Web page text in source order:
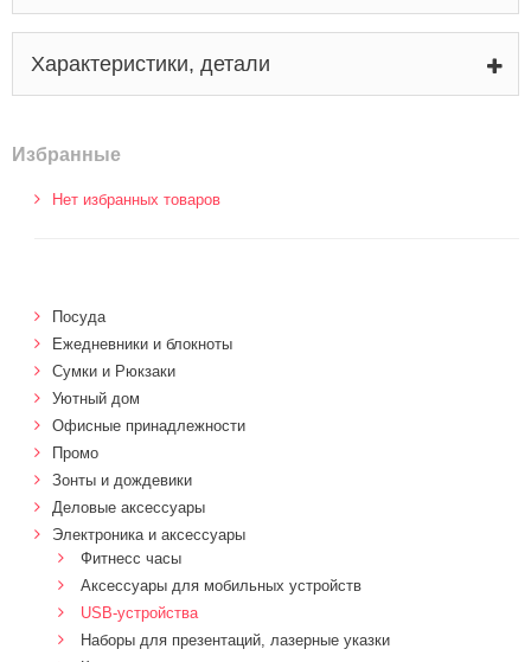
Характеристики, детали
Избранные
Нет избранных товаров
Посуда
Ежедневники и блокноты
Сумки и Рюкзаки
Уютный дом
Офисные принадлежности
Промо
Зонты и дождевики
Деловые аксессуары
Электроника и аксессуары
Фитнесс часы
Аксессуары для мобильных устройств
USB-устройства
Наборы для презентаций, лазерные указки